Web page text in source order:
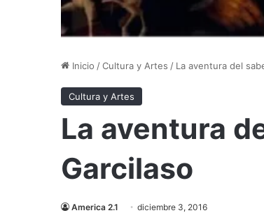
Inicio /Cultura y Artes / La aventura del
Cultura y Artes
La aventura
Garcilaso
America 2.1 diciembre 3, 2016